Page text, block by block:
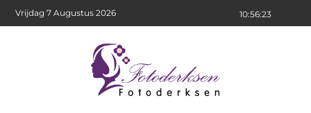
10:56:24
Vrijdag 7 Augustus 2026